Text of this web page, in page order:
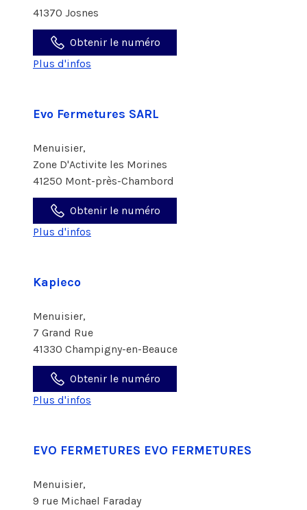
41370 Josnes
Obtenir le numéro
Plus d'infos
Evo Fermetures SARL
Menuisier,
Zone D'Activite les Morines
41250 Mont-près-Chambord
Obtenir le numéro
Plus d'infos
Kapieco
Menuisier,
7 Grand Rue
41330 Champigny-en-Beauce
Obtenir le numéro
Plus d'infos
EVO FERMETURES EVO FERMETURES
Menuisier,
9 rue Michael Faraday